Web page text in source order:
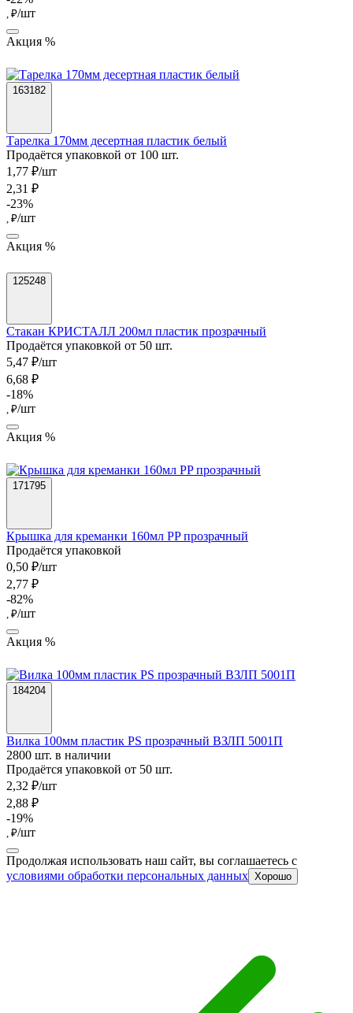
, ₽/шт
Акция %
163182
Тарелка 170мм десертная пластик белый
Продаётся упаковкой от 100 шт.
1,77 ₽/шт
2,31 ₽
-23%
, ₽/шт
Акция %
125248
Стакан КРИСТАЛЛ 200мл пластик прозрачный
Продаётся упаковкой от 50 шт.
5,47 ₽/шт
6,68 ₽
-18%
, ₽/шт
Акция %
171795
Крышка для креманки 160мл PP прозрачный
Продаётся упаковкой
0,50 ₽/шт
2,77 ₽
-82%
, ₽/шт
Акция %
184204
Вилка 100мм пластик PS прозрачный ВЗЛП 5001П
2800 шт. в наличии
Продаётся упаковкой от 50 шт.
2,32 ₽/шт
2,88 ₽
-19%
, ₽/шт
Продолжая использовать наш сайт, вы соглашаетесь c
условиями обработки персональных данных Хорошо